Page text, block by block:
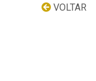
VOLTAR